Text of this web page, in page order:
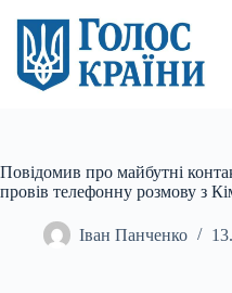
вмісту
Повідомив про майбутні
провів телефонну розмову з
Іван Панченко